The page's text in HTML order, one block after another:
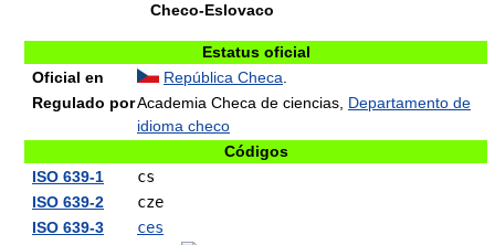
Checo-Eslovaco
Estatus oficial
Oficial en
República Checa
Regulado porAcademia Checa de ciencias, Departamento de
idioma checo
Códigos
ISO 639-1
cs
ISO 639-2
cze
ISO 639-3
ces